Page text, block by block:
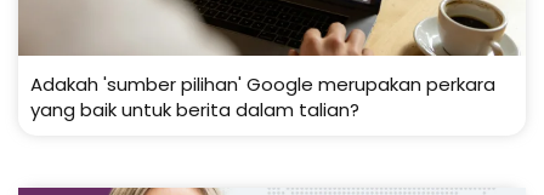
Adakah 'sumber pilihan' Google merupakan perkara
yang baik untuk berita dalam talian?